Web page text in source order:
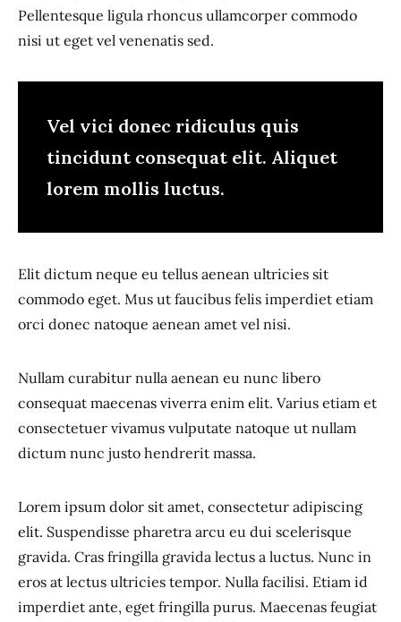
Pellentesque ligula rhoncus ullamcorper commodo
nisi ut eget vel venenatis sed.
Vel vici donec ridiculus quis
tincidunt consequat elit. Aliquet
lorem mollis luctus.
Elit dictum neque eu tellus aenean ultricies sit
commodo eget. Mus ut faucibus felis imperdiet etiam
orci donec natoque aenean amet vel nisi.
Nullam curabitur nulla aenean eu nunc libero
consequat maecenas viverra enim elit. Varius etiam et
consectetuer vivamus vulputate natoque ut nullam
dictum nunc justo hendrerit massa.
Lorem ipsum dolor sit amet, consectetur adipiscing
elit. Suspendisse pharetra arcu eu dui scelerisque
gravida. Cras fringilla gravida lectus a luctus. Nunc in
eros at lectus ultricies tempor. Nulla facilisi. Etiam id
imperdiet ante, eget fringilla purus. Maecenas feugiat